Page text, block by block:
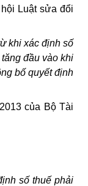
Luật sửa đổi
khi xác định số
đầu vào khi
bố quyết định
của Bộ Tài
số thuế phải